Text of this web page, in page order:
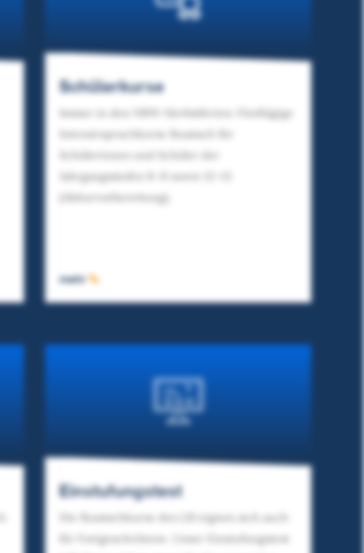
Schülerkurse
Immer in den NRW-Herbstferien: Fünftägige
Intensivsprachkurse Russisch für
Jahrgangsstufen 8–11 sowie 12–13
(Abiturvorbereitung).
mehr
Einstufungstest
Die Russischkurse des LSI eignen sich auch
für Fortgeschrittene. Unser Einstufungstest